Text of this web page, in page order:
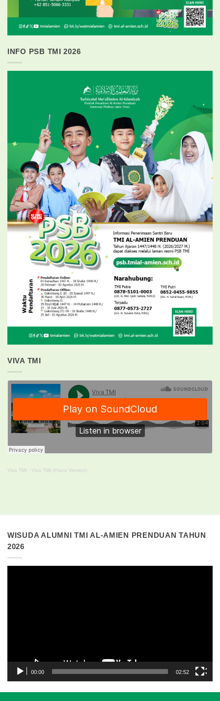
INFO PSB TMI 2026
VIVA TMI
Viva TMI · Viva TMI (Piano Version)
WISUDA ALUMNI TMI AL-AMIEN PRENDUAN TAHUN
2026
00:00 02:52